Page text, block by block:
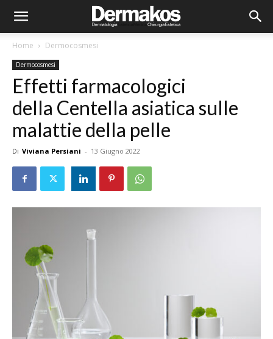
Home Dermocosmesi
Dermocosmesi
Effetti farmacologici
della Centella asiatica sulle
malattie della pelle
Di Viviana Persiani - 13 Giugno 2022